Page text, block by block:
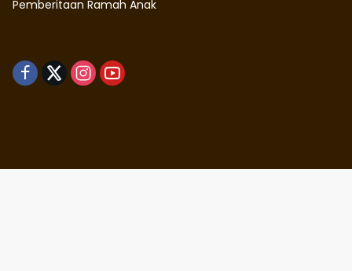
Pemberitaan Ramah Anak